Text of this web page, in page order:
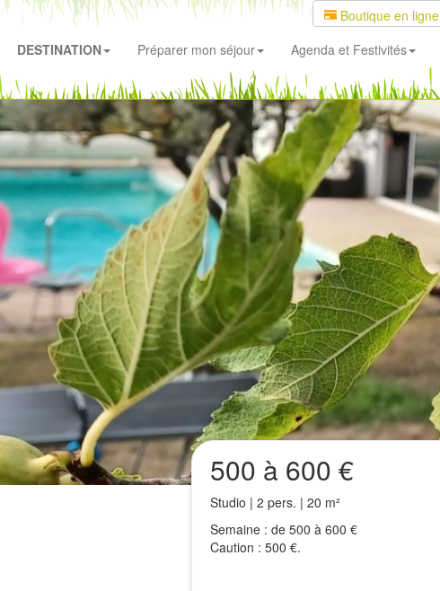
Boutique en ligne
DESTINATION Préparer mon séjour Agenda et Festivités
500 à 600 €
Studio | 2 pers. | 20 m²
Semaine : de 500 à 600 €
Caution : 500 €.